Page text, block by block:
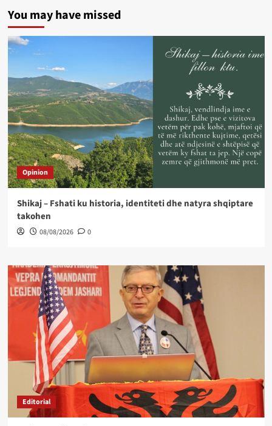
You may have missed
Opinion
Shikaj – Fshati ku historia, identiteti dhe natyra shqiptare
takohen
08/08/2026 0
Editorial